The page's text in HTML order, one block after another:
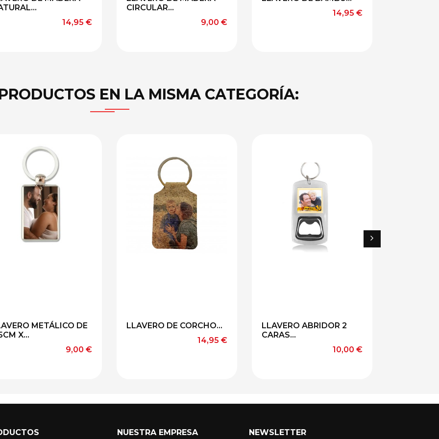
Precio
14,95 €
CIRCULAR...
Precio
9,00 €
Precio
14,95 €
EN LA MISMA CATEGORÍA:
METÁLICO DE
X...
Precio
9,00 €
LLAVERO DE CORCHO...
Precio
14,95 €
LLAVERO ABRIDOR 2
CARAS...
Precio
10,00 €
NUESTRA EMPRESA NEWSLETTER